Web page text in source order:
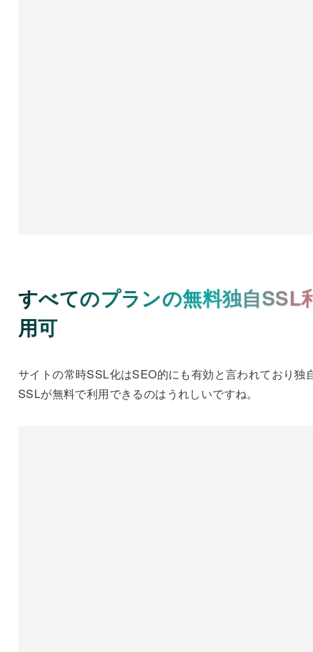
すべてのプランの無料独自SSL
用可
サイトの常時SSL化はSEO的にも有効と言われており独
SSLが無料で利用できるのはうれしいですね。